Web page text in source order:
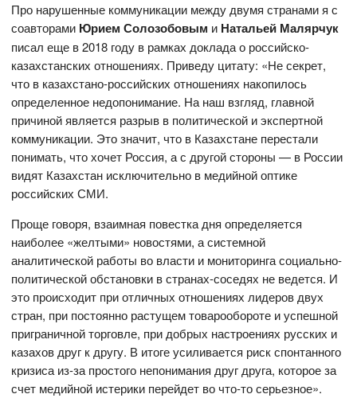
Про нарушенные коммуникации между двумя странами я с
соавторами Юрием Солозобовым и Натальей Малярчук
писал еще в 2018 году в рамках доклада о российско-
казахстанских отношениях. Приведу цитату: «Не секрет,
что в казахстано-российских отношениях накопилось
определенное недопонимание. На наш взгляд, главной
причиной является разрыв в политической и экспертной
коммуникации. Это значит, что в Казахстане перестали
понимать, что хочет Россия, а с другой стороны — в России
видят Казахстан исключительно в медийной оптике
российских СМИ.
Проще говоря, взаимная повестка дня определяется
наиболее «желтыми» новостями, а системной
аналитической работы во власти и мониторинга социально-
политической обстановки в странах-соседях не ведется. И
это происходит при отличных отношениях лидеров двух
стран, при постоянно растущем товарообороте и успешной
приграничной торговле, при добрых настроениях русских и
казахов друг к другу. В итоге усиливается риск спонтанного
кризиса из-за простого непонимания друг друга, которое за
счет медийной истерики перейдет во что-то серьезное».